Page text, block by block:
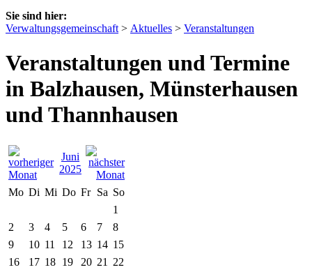
Sie sind hier:
Verwaltungsgemeinschaft > Aktuelles > Veranstaltungen
Veranstaltungen und Termine
in Balzhausen, Münsterhausen
und Thannhausen
Juni
2025
Mo Di Mi Do Fr Sa So
1
2
3 4 5 6 7
8
9
10 11 12 13 14 15
16
17 18 19 20 21
22